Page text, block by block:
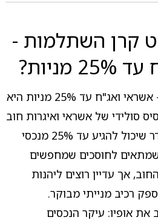
קרן השתלמות -
אנליסט קרן השתלמות - אשראי ואג"ח עד 25% מניות היא
סולידי של אשראי ואיגרות חוב
יחד עם רכיב מנייתי מוגדר שיכול להגיע עד 25% מנכסי
לחוסכים שמחפשים
אך עדיין רוצים ליהנות
רכיב מנייתי מבוקר.
אופיו: עיקר הנכסים